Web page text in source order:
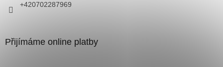
+420702287969
Přijímáme online platby